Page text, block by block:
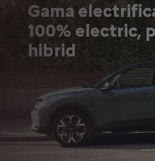
Gama
100% electric,
hibrid